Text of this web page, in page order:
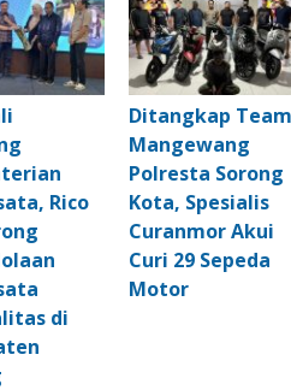
Rico
di
Ditangkap Team
Mangewang
Polresta Sorong
Kota, Spesialis
Curanmor Akui
Curi 29 Sepeda
Motor